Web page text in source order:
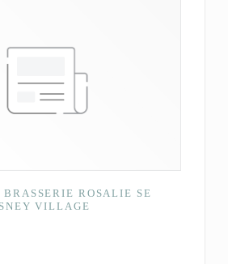
ROSALIE SE
VILLAGE